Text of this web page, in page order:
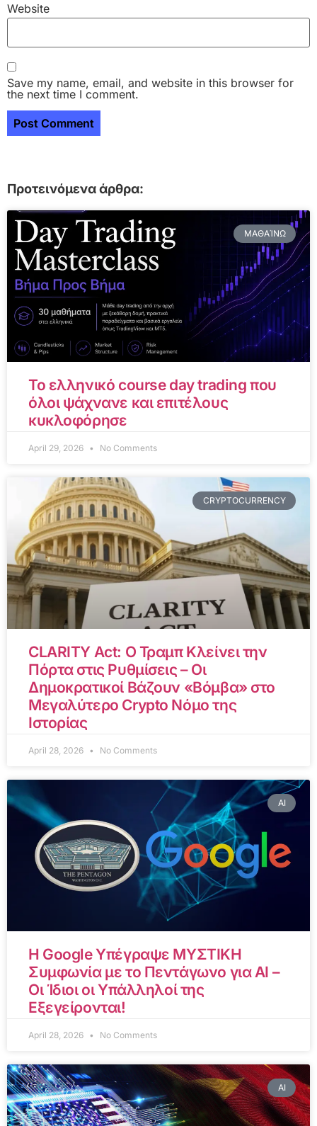
Website
Save my name, email, and website in this browser for
the next time I comment.
Προτεινόμενα άρθρα:
ΜΑΘΑΊΝΩ
Το ελληνικό course day trading που
όλοι ψάχνανε και επιτέλους
κυκλοφόρησε
April 29, 2026 No Comments
CRYPTOCURRENCY
CLARITY Act: Ο Τραμπ Κλείνει την
Πόρτα στις Ρυθμίσεις – Οι
Δημοκρατικοί Βάζουν «Βόμβα» στο
Μεγαλύτερο Crypto Νόμο της
Ιστορίας
April 28, 2026 No Comments
AI
Η Google Υπέγραψε ΜΥΣΤΙΚΗ
Συμφωνία με το Πεντάγωνο για AI –
Οι Ίδιοι οι Υπάλληλοί της
Εξεγείρονται!
April 28, 2026 No Comments
AI